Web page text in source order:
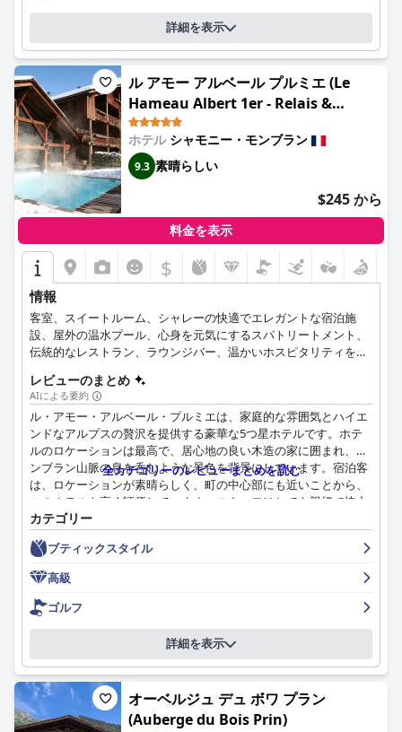
比較して、コストパフォーマンスに優れていると考えています。
オテル・モンブラン・シャモニーは、休暇中に自分を甘やかした
い人に強くお勧めする、卓越した贅沢な5つ星ホテルです。
詳細を表示
ル アモー アルベール プルミエ (Le
Hameau Albert 1er - Relais &
Châteaux)
ホテル シャモニー・モンブラン
9.3 素晴らしい
$245 から
料金を表示
$
情報
客室、スイートルーム、シャレーの快適でエレガントな宿泊施
設、屋外の温水プール、心身を元気にするスパトリートメント、
伝統的なレストラン、ラウンジバー、温かいホスピタリティを提
記憶に残り、リラックスさせるでしょう。
レビューのまとめ
AIによる要約
ル・アモー・アルベール・プルミエは、家庭的な雰囲気とハイエ
ンドなアルプスの贅沢を提供する豪華な5つ星ホテルです。ホテ
ルのロケーションは最高で、居心地の良い木造の家に囲まれ、モ
ンブラン山脈の息を呑むような景色を背景にしています。宿泊客
は、ロケーションが素晴らしく、町の中心部にも近いことから、
このホテルを高く評価しています。スタッフはとても親切で協力
的で、滞在をさらに楽しいものにしてくれます。ホテルのミシュ
ランレストランでのディナーは、絶妙な料理とそれに匹敵する申
し分のないサービスで、見逃せない体験です。客室はそれぞれ個
性的で美しく、非常に広々とした部屋もあります。ル・アモー・
アルベール・プルミエでは清潔さが最優先事項であり、多くのゲ
ストがホテルの清潔さについて肯定的なコメントを寄せていま
す。スタッフは、きめ細かく、効率的で、プロフェッショナルで
あると評されており、滞在を思い出深いものにするために、期待
以上のサービスを提供しています。スパとプール施設は特に注目
に値し、その質の高さについて多くの肯定的なコメントが寄せら
れています。全体として、ル・アモー・アルベール・プルミエは
魅力的で思い出に残る滞在を提供し、そのプールとスパ施設は間
違いなくこの美しいホテルのハイライトの一つです。
全カテゴリーのレビューまとめを読む
カテゴリー
ブティックスタイル
高級
ゴルフ
詳細を表示
オーベルジュ デュ ボワ プラン
(Auberge du Bois Prin)